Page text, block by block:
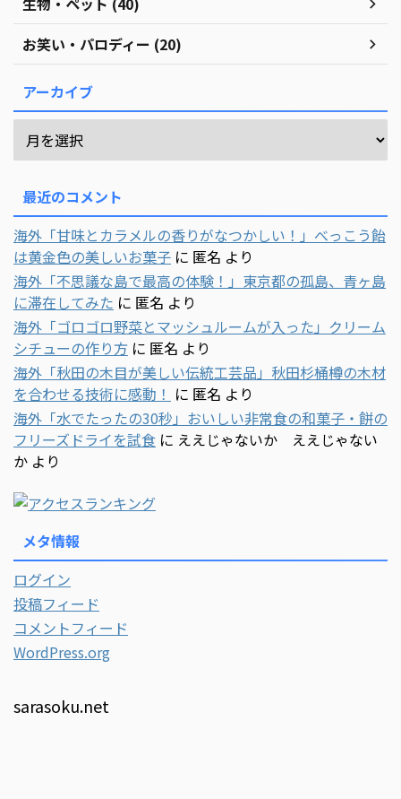
お笑い・パロディー (20)
アーカイブ
最近のコメント
海外「甘味とカラメルの香りがなつかしい！」べっこう飴
は黄金色の美しいお菓子 に 匿名 より
海外「不思議な島で最高の体験！」東京都の孤島、青ヶ島
に滞在してみた に 匿名 より
海外「ゴロゴロ野菜とマッシュルームが入った」クリーム
シチューの作り方 に 匿名 より
海外「秋田の木目が美しい伝統工芸品」秋田杉桶樽の木材
を合わせる技術に感動！ に 匿名 より
海外「水でたったの30秒」おいしい非常食の和菓子・餅の
フリーズドライを試食 に ええじゃないか ええじゃない
か より
メタ情報
ログイン
投稿フィード
コメントフィード
WordPress.org
sarasoku.net